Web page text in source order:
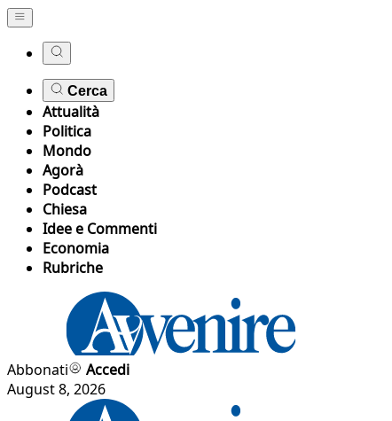
Cerca
Attualità
Politica
Mondo
Agorà
Podcast
Chiesa
Idee e Commenti
Economia
Rubriche
Abbonati
Accedi
August 8, 2026